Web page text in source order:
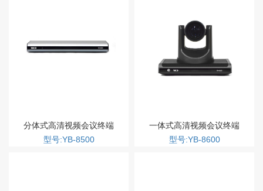
分体式高清视频会议终端
型号:YB-8500
一体式高清视频会议终端
型号:YB-8600